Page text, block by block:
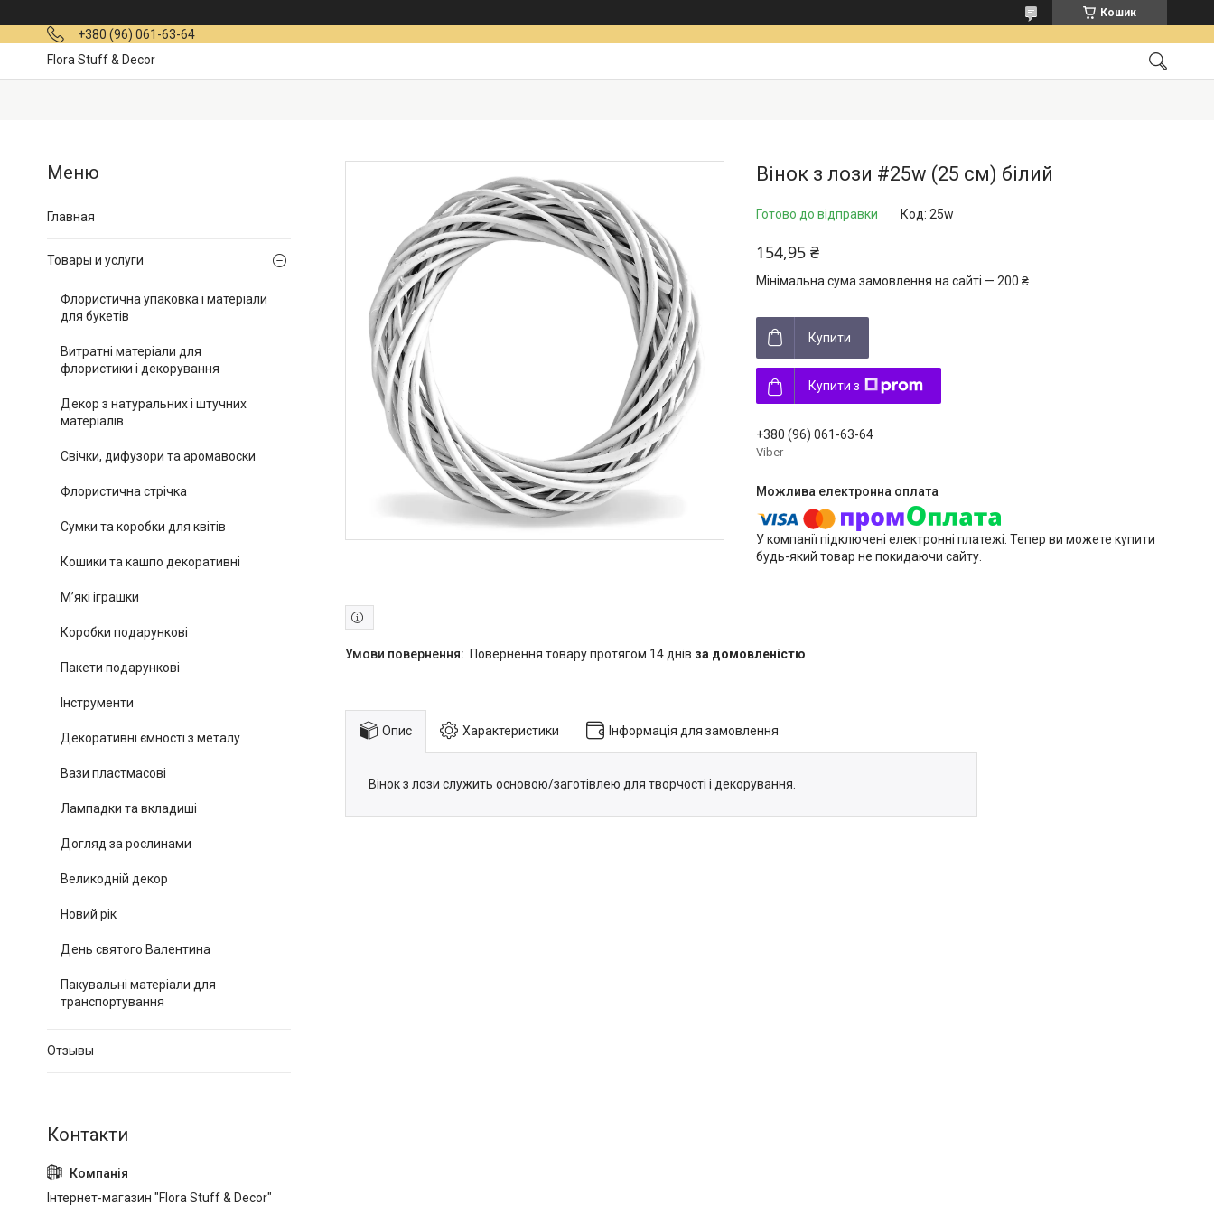
Кошик
+380 (96) 061-63-64
Flora Stuff & Decor
Вінок з лози #25w (25 см) білий
Готово до відправки Код: 25w
154,95 ₴
Мінімальна сума замовлення на сайті — 200 ₴
Купити
Купити з
+380 (96) 061-63-64
Viber
У компанії підключені електронні платежі. Тепер ви можете купити
будь-який товар не покидаючи сайту.
повернення товару протягом 14 днів за домовленістю
Опис Характеристики Інформація для замовлення
Вінок з лози служить основою/заготівлею для творчості і декорування.
Главная
Товары и услуги
Флористична упаковка і матеріали
для букетів
Витратні матеріали для
флористики і декорування
Декор з натуральних і штучних
матеріалів
Свічки, дифузори та аромавоски
Флористична стрічка
Сумки та коробки для квітів
Кошики та кашпо декоративні
М’які іграшки
Коробки подарункові
Пакети подарункові
Інструменти
Декоративні ємності з металу
Вази пластмасові
Лампадки та вкладиші
Догляд за рослинами
Великодній декор
Новий рік
День святого Валентина
Пакувальні матеріали для
транспортування
Отзывы
Інтернет-магазин "Flora Stuff & Decor"